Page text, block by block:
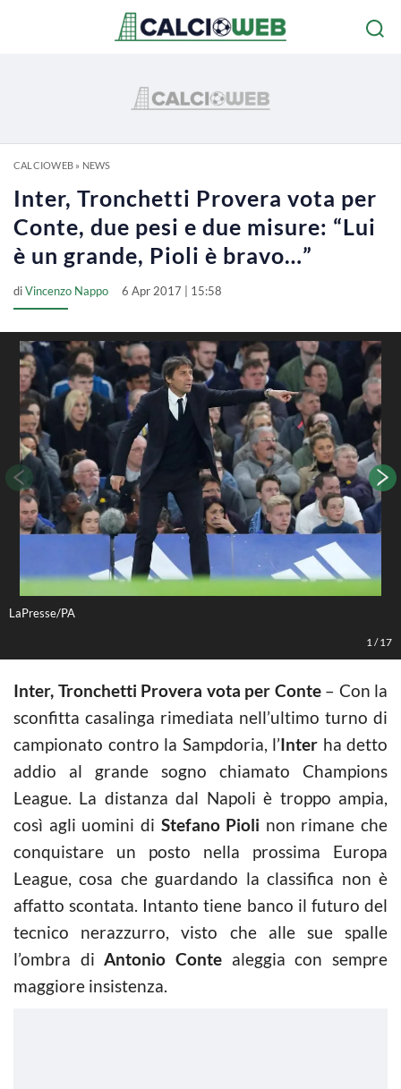
CALCIOWEB» NEWS
Inter, Tronchetti Provera vota per
Conte, due pesi e due misure: “Lui
è un grande, Pioli è bravo…”
diVincenzo Nappo 6 Apr 2017 | 15:58
LaPresse/PA
1 /17
Inter, Tronchetti Provera vota per Conte– Con la
sconfitta casalinga rimediata nell’ultimo turno di
campionato contro la Sampdoria, l’Inter ha detto
addio al grande sogno chiamato Champions
League. La distanza dal Napoli è troppo ampia,
così agli uomini di Stefano Pioli non rimane che
conquistare un posto nella prossima Europa
League, cosa che guardando la classifica non è
affatto scontata. Intanto tiene banco il futuro del
tecnico nerazzurro, visto che alle sue spalle
l’ombra diAntonio Conte aleggia con sempre
maggiore insistenza.